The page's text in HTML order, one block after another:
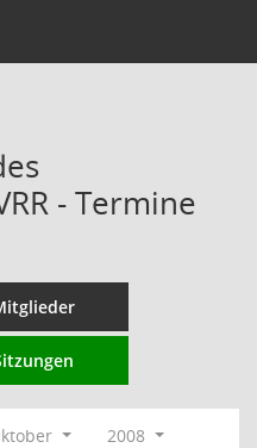
- Termine
2008